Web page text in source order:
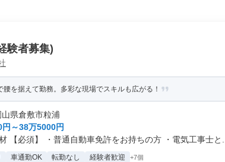
験者募集)
腰を据えて勤務。多彩な現場でスキルも広がる！
県倉敷市粒浦
円～38万5000円
【必須】 ・普通自動車免許をお持ちの方 ・電気工事士と...
車通勤OK 転勤なし 経験者歓迎 +7個